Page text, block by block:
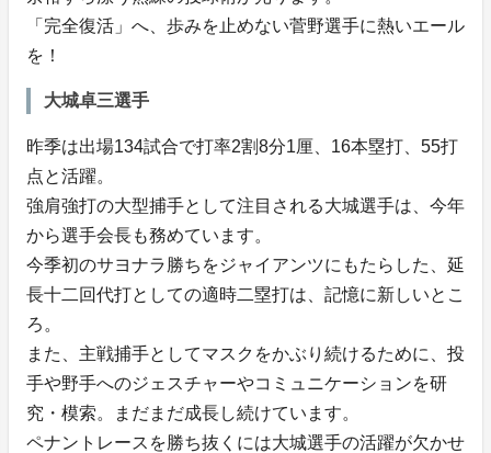
「完全復活」へ、歩みを止めない菅野選手に熱いエール
を！
大城卓三選手
昨季は出場134試合で打率2割8分1厘、16本塁打、55打
点と活躍。
強肩強打の大型捕手として注目される大城選手は、今年
から選手会長も務めています。
今季初のサヨナラ勝ちをジャイアンツにもたらした、延
長十二回代打としての適時二塁打は、記憶に新しいとこ
ろ。
また、主戦捕手としてマスクをかぶり続けるために、投
手や野手へのジェスチャーやコミュニケーションを研
究・模索。まだまだ成長し続けています。
ペナントレースを勝ち抜くには大城選手の活躍が欠かせ